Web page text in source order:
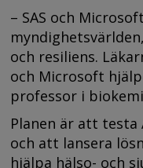
– SAS och
och resiliens.
och Microsoft
professor i
Planen är att testa
och att lansera
hjälpa hälso- och